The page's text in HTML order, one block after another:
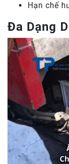
Hạn chế
Đa Dạng